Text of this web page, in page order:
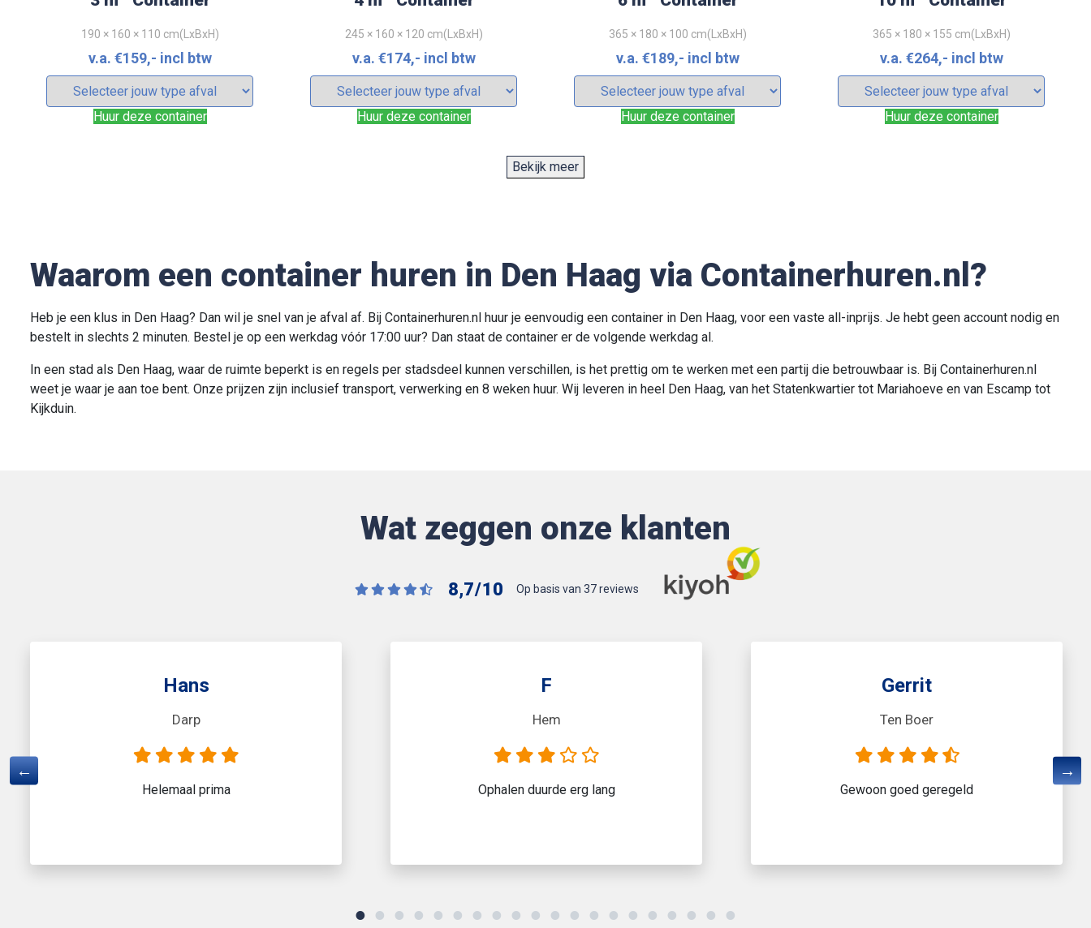
190 × 160 × 110 cm(LxBxH)
v.a. €159,- incl btw
Huur deze container
245 × 160 × 120 cm(LxBxH)
v.a. €174,- incl btw
Huur deze container
365 × 180 × 100 cm(LxBxH)
v.a. €189,- incl btw
Huur deze container
365 × 180 × 155 cm(LxBxH)
v.a. €264,- incl btw
Huur deze container
v.a.€269,- incl btw
Huur deze container
v.a. €394,- incl btw
Huur deze container
v.a. €839,- incl btw
Huur deze container
v.a.€939,- incl btw
Bekijk meer
Waarom een container huren in Den Haag via Containerhuren.nl?
Heb je een klus in Den Haag? Dan wil je snel van je afval af. Bij Containerhuren.nl huur je eenvoudig een container in Den Haag, voor een vaste all-inprijs. Je hebt geen account nodig en
bestelt in slechts 2 minuten. Bestel je op een werkdag vóór 17:00 uur? Dan staat de container er de volgende werkdag al.
In een stad als Den Haag, waar de ruimte beperkt is en regels per stadsdeel kunnen verschillen, is het prettig om te werken met een partij die betrouwbaar is. Bij Containerhuren.nl
weet je waar je aan toe bent. Onze prijzen zijn inclusief transport, verwerking en 8 weken huur. Wij leveren in heel Den Haag, van het Statenkwartier tot Mariahoeve en van Escamp tot
Kijkduin.
Wat zeggen onze klanten
8,7/10 Op basis van 37 reviews
Hans
Darp
Helemaal prima
F
Hem
Ophalen duurde erg lang
Gerrit
Ten Boer
Gewoon goed geregeld